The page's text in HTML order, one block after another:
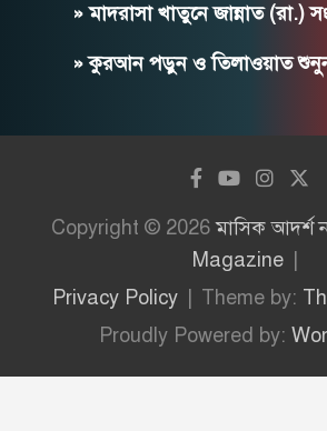
» মাদরাসা খাতুনে জান্নাত (রা.)
» কুরআন পড়ুন ও তিলাওয়াত
Copyright © 2026মাসিক আদর্শ
Magazine
Privacy Policy
Theme by:
Proudly Powered by: